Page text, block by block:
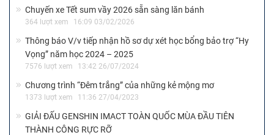
Chuyến xe Tết sum vầy 2026 sẵn sàng lăn bánh
364 lượt xem 16:09 03/02/2026
Thông báo V/v tiếp nhận hồ sơ dự xét học bổng bảo trợ “Hy
Vọng” năm học 2024 – 2025
7576 lượt xem 13:42 26/07/2024
Chương trình “Đêm trắng” của những kẻ mộng mơ
1373 lượt xem 11:36 27/04/2023
GIẢI ĐẤU GENSHIN IMACT TOÀN QUỐC MÙA ĐẦU TIÊN
THÀNH CÔNG RỰC RỠ